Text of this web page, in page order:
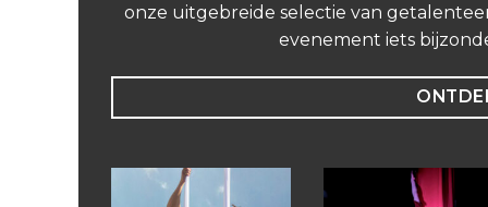
onze uitgebreide selectie van
evenement iets